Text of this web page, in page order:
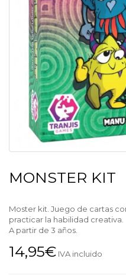
MONSTER KIT
Moster kit. Juego de cartas
practicar la habilidad creativa.
A partir de 3 años.
14,95€ IVA incluido